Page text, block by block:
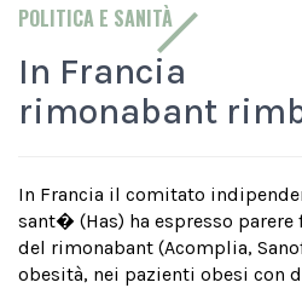
POLITICA E SANITÀ
In Francia
rimonabant
In Francia il comitato
sant� (Has) ha espresso
del rimonabant (Acomplia,
obesità, nei pazienti obesi con